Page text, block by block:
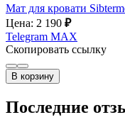
Мат для кровати
Цена: 2 190 ₽
Telegram MAX
Скопировать ссылку
В корзину
Последние